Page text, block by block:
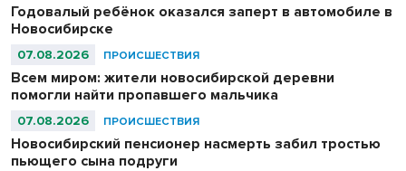
Годовалый ребёнок оказался заперт в автомобиле в
Новосибирске
07.08.2026 ПРОИСШЕСТВИЯ
Всем миром: жители новосибирской деревни
помогли найти пропавшего мальчика
07.08.2026 ПРОИСШЕСТВИЯ
Новосибирский пенсионер насмерть забил тростью
пьющего сына подруги